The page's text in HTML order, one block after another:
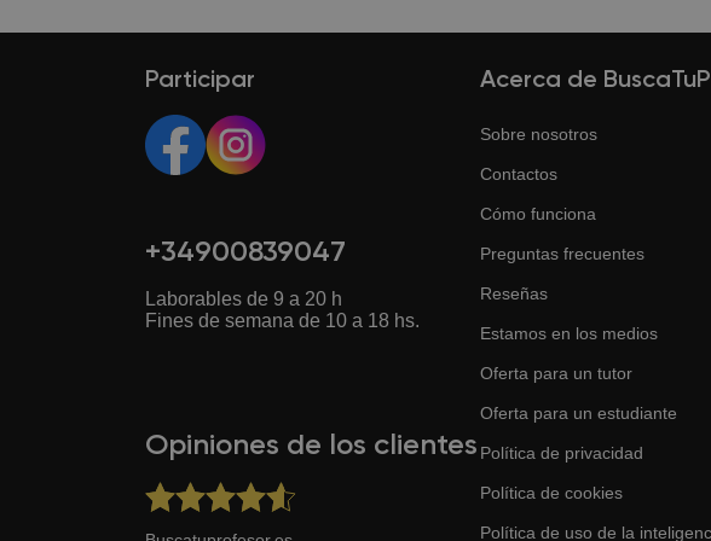
Participar
+34900839047
Laborables de 9 a 20 h
Fines de semana de 10 a 18 hs.
Opiniones de los clientes
Acerca de
Sobre nosotros
Contactos
Cómo funciona
Preguntas frecuentes
Reseñas
Estamos en los medios
Oferta para un tutor
Oferta para un estudiante
Política de privacidad
Política de cookies
Política de uso de la